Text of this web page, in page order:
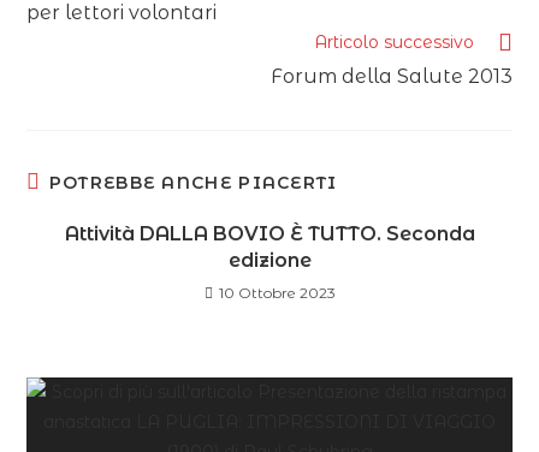
per lettori volontari
Articolo successivo
Forum della Salute 2013
POTREBBE ANCHE PIACERTI
Attività DALLA BOVIO È TUTTO. Seconda
edizione
10 Ottobre 2023